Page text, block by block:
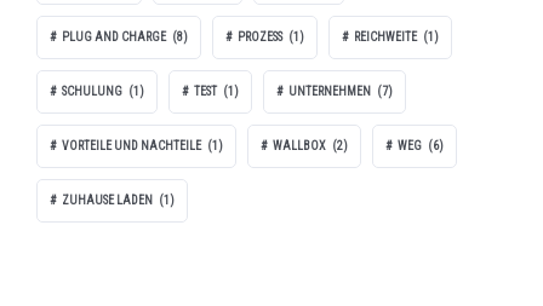
PLUG AND CHARGE (8) PROZESS (1) REICHWEITE (1)
SCHULUNG (1) TEST (1) UNTERNEHMEN (7)
VORTEILE UND NACHTEILE (1) WALLBOX (2) WEG (6)
ZUHAUSE LADEN (1)